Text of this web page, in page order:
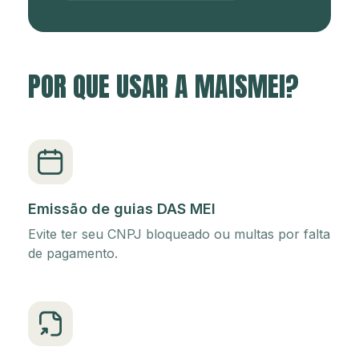
POR QUE USAR A MAISMEI?
Emissão de guias DAS MEI
Evite ter seu CNPJ bloqueado ou multas por falta
de pagamento.